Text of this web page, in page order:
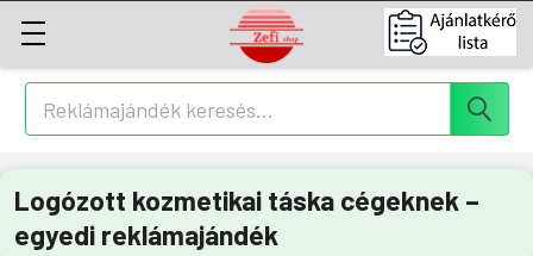
Keresés
Logózott kozmetikai táska cégeknek –
egyedi reklámajándék